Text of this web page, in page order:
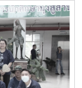
ผู้ช่วยอธิการบดี
ประเทศ
รือแนวทางความ
หกรรมเกษตร
ศน์แนะนำ
การสร้างความ